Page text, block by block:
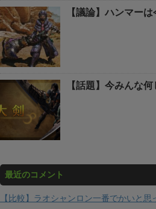
【議論】ハンマー
【話題】今みんな
最近のコメント
【比較】ラオシャンロン一番でかいと